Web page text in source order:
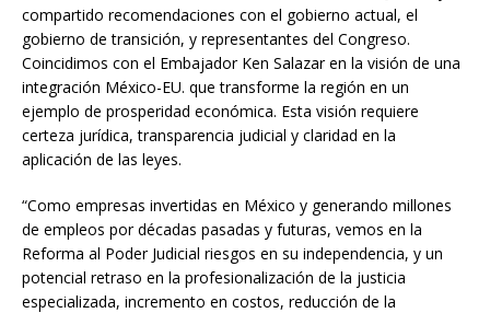
compartido recomendaciones con el gobierno actual, el
gobierno de transición, y representantes del Congreso.
Coincidimos con el Embajador Ken Salazar en la visión de una
integración México-EU. que transforme la región en un
ejemplo de prosperidad económica. Esta visión requiere
certeza jurídica, transparencia judicial y claridad en la
aplicación de las leyes.
“Como empresas invertidas en México y generando millones
de empleos por décadas pasadas y futuras, vemos en la
Reforma al Poder Judicial riesgos en su independencia, y un
potencial retraso en la profesionalización de la justicia
especializada, incremento en costos, reducción de la